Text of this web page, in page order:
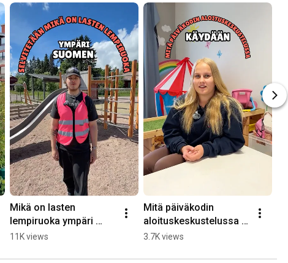
Mikä on lasten
lempiruoka ympäri
Suomen?
11K views
Mitä päiväkodin
aloituskeskustelussa
käydään?
3.7K views